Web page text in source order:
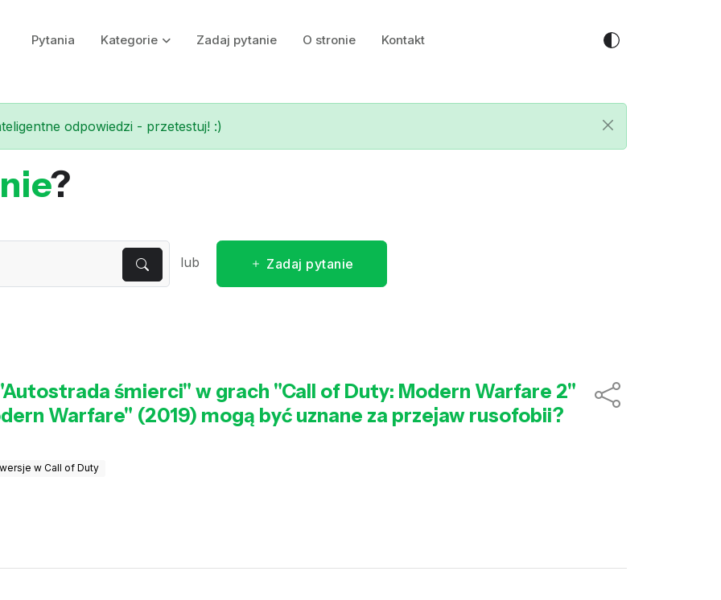
Pytania Kategorie Zadaj pytanie O stronie Kontakt
odpowiedzi - przetestuj! :)
?
lub Zadaj pytanie
śmierci" w grach "Call of Duty: Modern Warfare 2"
Warfare" (2019) mogą być uznane za przejaw rusofobii?
w Call of Duty